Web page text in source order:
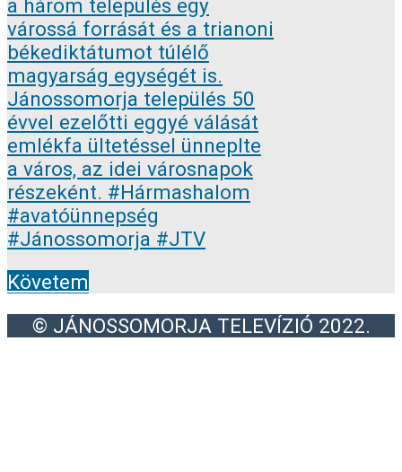
Követem
© JÁNOSSOMORJA TELEVÍZIÓ 2022.